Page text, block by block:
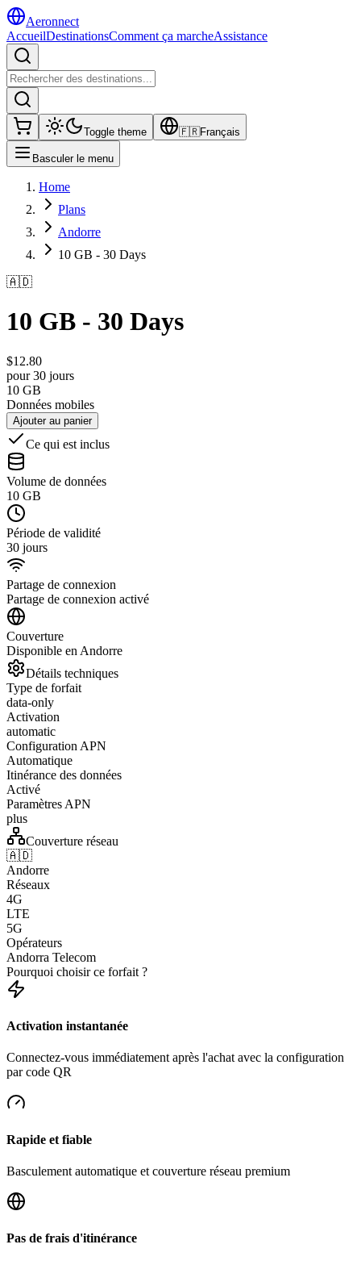
Aeronnect
AccueilDestinationsComment ça marcheAssistance
Toggle theme 🇫🇷Français
Basculer le menu
Home
Plans
Andorre
10 GB - 30 Days
🇦🇩
10 GB - 30 Days
$12.80
pour 30 jours
10 GB
Données mobiles
Ajouter au panier
Ce qui est inclus
Volume de données
10 GB
Période de validité
30 jours
Partage de connexion
Partage de connexion activé
Couverture
Disponible en Andorre
Détails techniques
Type de forfait
data-only
Activation
automatic
Configuration APN
Automatique
Itinérance des données
Activé
Paramètres APN
plus
Couverture réseau
🇦🇩
Andorre
Réseaux
4G
LTE
5G
Opérateurs
Andorra Telecom
Pourquoi choisir ce forfait ?
Activation instantanée
Connectez-vous immédiatement après l'achat avec la configuration
par code QR
Rapide et fiable
Basculement automatique et couverture réseau premium
Pas de frais d'itinérance